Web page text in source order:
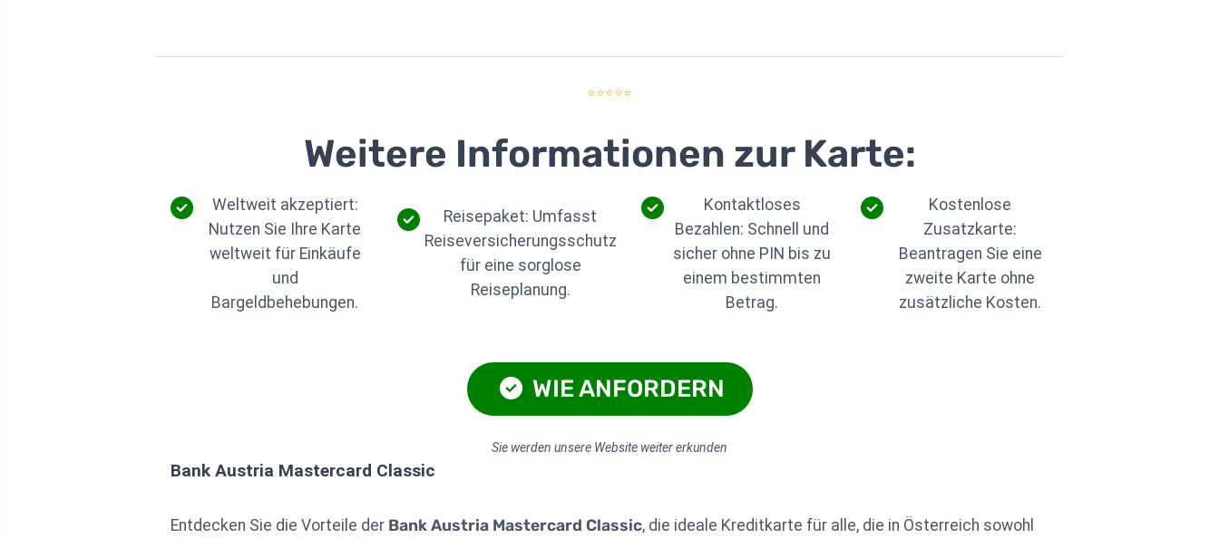
⭐⭐⭐⭐⭐
Weitere Informationen zur Karte:
Weltweit akzeptiert:
Nutzen Sie Ihre Karte
weltweit für Einkäufe
und
Bargeldbehebungen.
Reisepaket: Umfasst
Reiseversicherungsschutz
für eine sorglose
Reiseplanung.
Kontaktloses
Bezahlen: Schnell und
sicher ohne PIN bis zu
einem bestimmten
Betrag.
Kostenlose
Zusatzkarte:
Beantragen Sie eine
zweite Karte ohne
zusätzliche Kosten.
WIE ANFORDERN
Sie werden unsere Website weiter erkunden
Bank Austria Mastercard Classic
Entdecken Sie die Vorteile der Bank Austria Mastercard Classic, die ideale Kreditkarte für alle, die in Österreich sowohl